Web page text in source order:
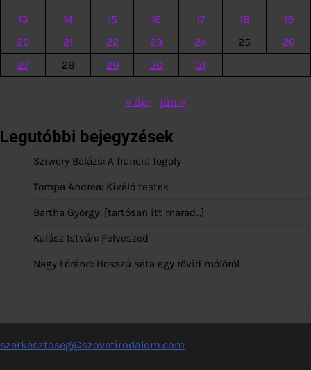
13
14 15 16 17 18
19
20
21 22 23 24 25
26
27
28 29 30 31
« ápr jún »
Legutóbbi bejegyzések
Sziwery Balázs: A francia fogoly
Tompa Andrea: Kiváló testek
Bartha György: [tartósan itt marad…]
Kalász István: Felveszed
Nagy Lóránd: Hosszú séta egy rövid mólóról
szerkesztoseg@szovetirodalom.com